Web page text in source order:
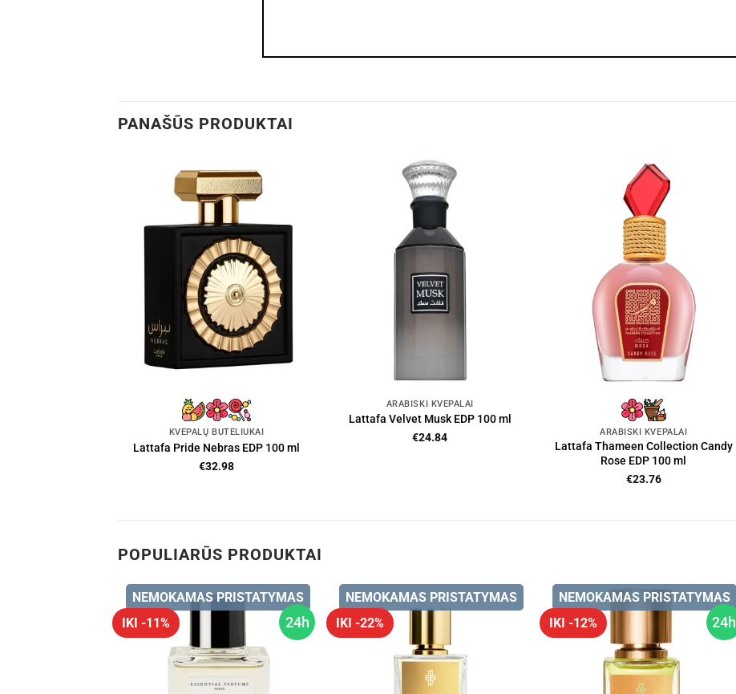
PANAŠŪS PRODUKTAI
KVEPALŲ BUTELIUKAI
Lattafa Pride Nebras EDP 100 ml
€32.98
ARABIŠKI KVEPALAI
Lattafa Velvet Musk EDP 100 ml
€24.84 ARABIŠKI KVEPALAI
Lattafa Thameen Collection Candy
Rose EDP 100 ml
€23.76
POPULIARŪS PRODUKTAI
24h
IKI -11%
NEMOKAMAS PRISTATYMAS
IKI -22%
NEMOKAMAS PRISTATYMAS
24h
IKI -12%
NEMOKAMAS PRISTATYMAS